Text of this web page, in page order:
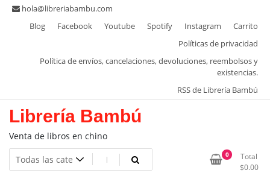
Saltar
contenido
hola@libreriabambu.com
Blog
Facebook Youtube Spotify Instagram
Carrito
Políticas de privacidad
Política de envíos, cancelaciones, devoluciones, reembolsos y
existencias.
RSS de Librería Bambú
Librería Bambú
Venta de libros en chino
0
Total
$0.00